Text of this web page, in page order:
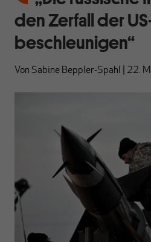
den Zerfall der
beschleunigen“
Von Sabine Beppler-Spahl 22.